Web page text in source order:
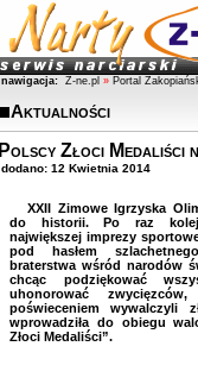
nawigacja: Z-ne.pl » Portal
Aktualności
Polscy Złoci Medaliści
dodano: 12 Kwietnia 2014
XXII Zimowe Igrzyska
do historii. Po raz
największej imprezy
pod hasłem
braterstwa wśród narodów
chcąc podziękować
uhonorować
poświeceniem wywalczyli
wprowadziła do obiegu
Złoci Medaliści”.